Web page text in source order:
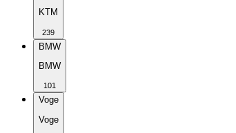
KTM
239
BMW
BMW
101
Voge
Voge